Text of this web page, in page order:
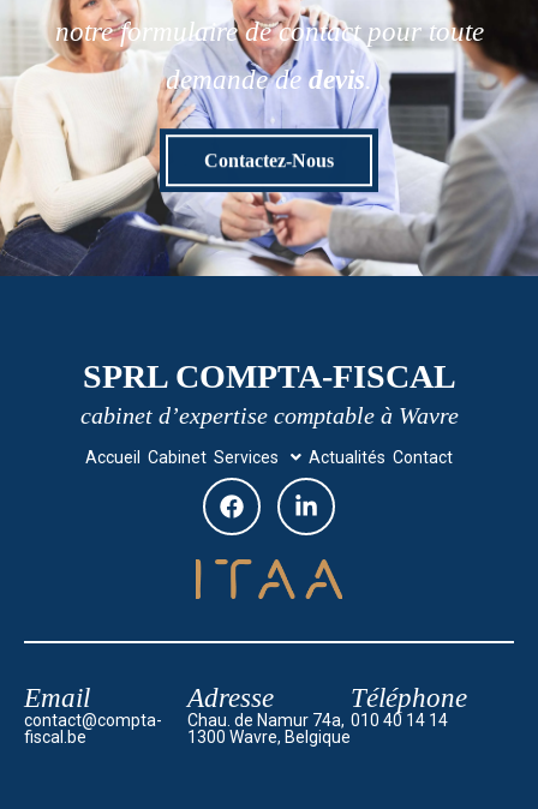
notre formulaire de contact pour toute
demande de devis.
Contactez-Nous
SPRL COMPTA-FISCAL
cabinet d’expertise comptable à Wavre
Accueil Cabinet Services Actualités Contact
Email
contact@compta-
fiscal.be
Adresse
Chau. de Namur 74a,
1300 Wavre, Belgique
Téléphone
010 40 14 14